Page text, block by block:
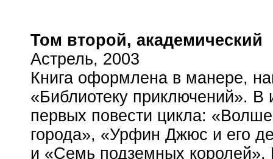
Том второй, академический
Астрель, 2003
Книга оформлена в манере,
«Библиотеку приключений». В
первых повести цикла:
города», «Урфин Джюс и его
и «Семь подземных королей».